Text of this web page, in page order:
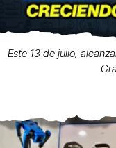
Este 13 de julio,